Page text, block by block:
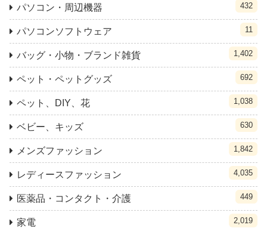
パソコン・周辺機器 432
パソコンソフトウェア 11
バッグ・小物・ブランド雑貨 1,402
ペット・ペットグッズ 692
ペット、DIY、花 1,038
ベビー、キッズ 630
メンズファッション 1,842
レディースファッション 4,035
医薬品・コンタクト・介護 449
家電 2,019